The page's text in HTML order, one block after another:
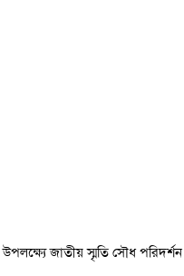
জাতীয় স্মৃতি সৌধ